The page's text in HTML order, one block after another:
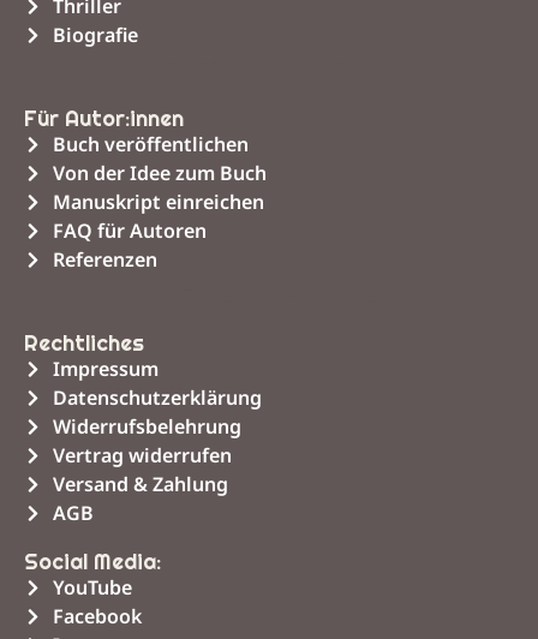
Thriller
Biografie
Für Autor:innen
Buch veröffentlichen
Von der Idee zum Buch
Manuskript einreichen
FAQ für Autoren
Referenzen
Rechtliches
Impressum
Datenschutzerklärung
Widerrufsbelehrung
Vertrag widerrufen
Versand & Zahlung
AGB
Social Media:
YouTube
Facebook